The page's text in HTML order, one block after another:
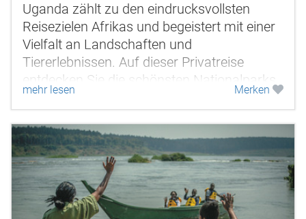
Uganda zählt zu den eindrucksvollsten
Reisezielen Afrikas und begeistert mit einer
Vielfalt an Landschaften und
Tiererlebnissen. Auf dieser Privatreise
entdecken Sie die schönsten Nationalparks
des Landes vom Murchison Falls
Nationalpark...
mehr lesen Merken